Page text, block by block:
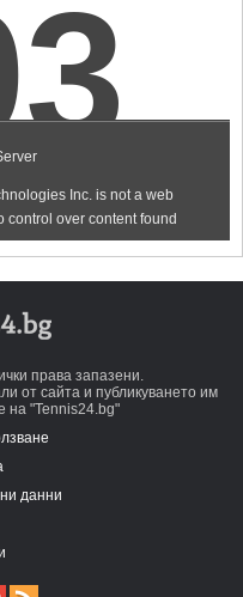
права запазени.
от сайта и публикуването им
на "Tennis24.bg"
данни